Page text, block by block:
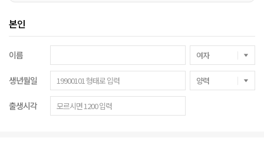
본인
이름
생년월일
출생시각